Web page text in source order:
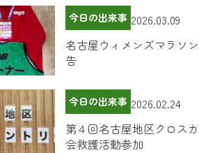
今日の出来事 2026.03.09
名古屋ウィメンズマラソ
告
今日の出来事 2026.02.24
第４回名古屋地区クロス
会救護活動参加